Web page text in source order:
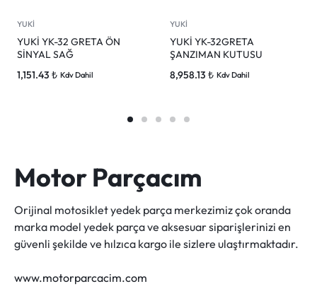
YUKİ
YUKİ YK-32 GRETA ÖN
SİNYAL SAĞ
1,151.43 ₺ Kdv Dahil
YUKİ
YUKİ YK-32GRETA
ŞANZIMAN KUTUSU
8,958.13 ₺ Kdv Dahil
Motor Parçacım
Orijinal motosiklet yedek parça merkezimiz çok oranda
marka model yedek parça ve aksesuar siparişlerinizi en
güvenli şekilde ve hılzıca kargo ile sizlere ulaştırmaktadır.
www.motorparcacim.com